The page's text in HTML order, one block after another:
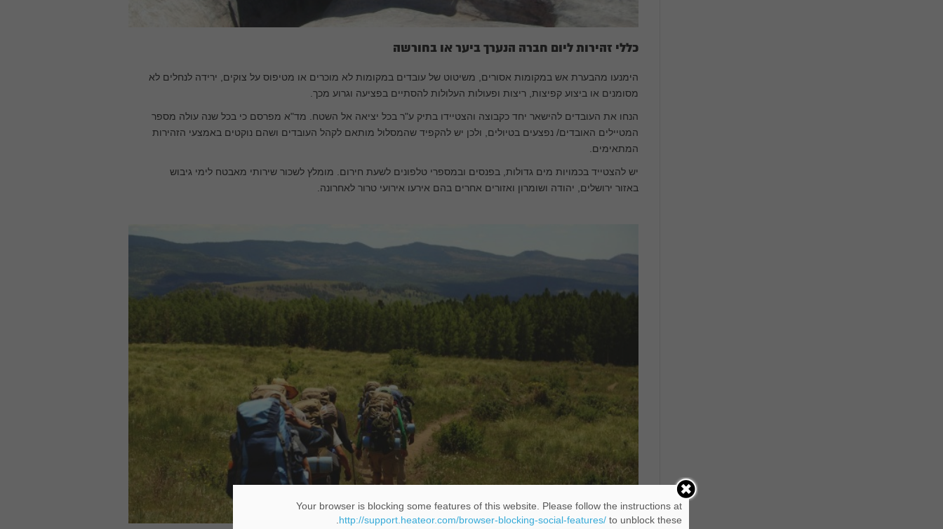
כללי זהירות ליום חברה הנערך ביער או בחורשה
הימנעו מהבערת אש במקומות אסורים, משיטוט של עובדים במקומות לא מוכרים או מטיפוס על צוקים, ירידה לנחלים לא
מסומנים או ביצוע קפיצות, ריצות ופעולות העלולות להסתיים בפציעה וגרוע מכך.
הנחו את העובדים להישאר יחד כקבוצה והצטיידו בתיק ע"ר בכל יציאה אל השטח. מד"א מפרסם כי בכל שנה עולה מספר
המטיילים האובדים/ נפצעים בטיולים, ולכן יש להקפיד שהמסלול מותאם לקהל העובדים ושהם נוקטים באמצעי הזהירות
המתאימים.
יש להצטייד בכמויות מים גדולות, בפנסים ובמספרי טלפונים לשעת חירום. מומלץ לשכור שירותי מאבטח לימי גיבוש
באזור ירושלים, יהודה ושומרון ואזורים אחרים בהם אירעו אירועי טרור לאחרונה.
Your browser is blocking some features of this website. Please follow the instructions at
http://support.heateor.com/browser-blocking-social-features/to unblock these.